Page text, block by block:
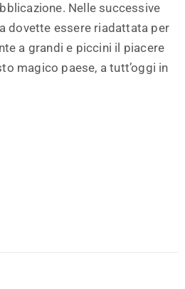
Nelle successive
dovette essere riadattata per
a grandi e piccini il piacere
magico paese, a tutt’oggi in